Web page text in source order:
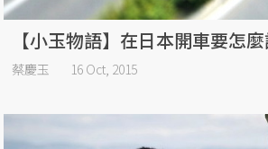
【小玉物語】在日本開車要怎
蔡慶玉 16 Oct, 2015